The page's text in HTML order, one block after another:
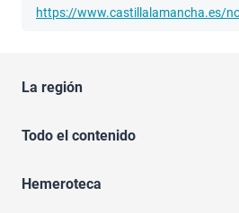
https://www.castillalamancha.es/
La región
Todo el contenido
Hemeroteca